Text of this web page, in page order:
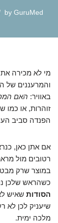
by GuruMed
מי לא מכירה את
והמרעננים של
באוויר: האם
זוהרות, או
הפנדה סביב
אם אתן כאן,
רטובים מול
במוצר שרק
כשהראש שלכן
הסודות שאיש
שיעניק לכן לא
מלכה ימית.